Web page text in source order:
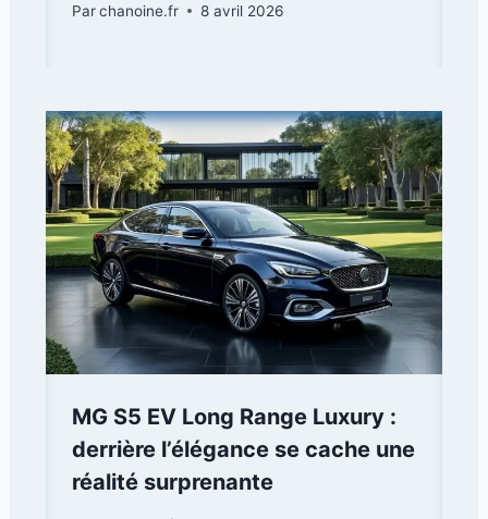
Parchanoine.fr 8 avril 2026
MG S5 EV Long Range Luxury :
derrière l’élégance se cache une
réalité surprenante